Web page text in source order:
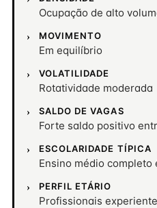
Ocupação de alto
MOVIMENTO
Em equilíbrio
VOLATILIDADE
Rotatividade moderada
SALDO DE VAGAS
Forte saldo positivo
ESCOLARIDADE TÍPICA
Ensino médio completo
PERFIL ETÁRIO
Profissionais